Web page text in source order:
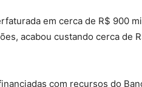
em cerca de R$ 900
acabou custando cerca de
com recursos do